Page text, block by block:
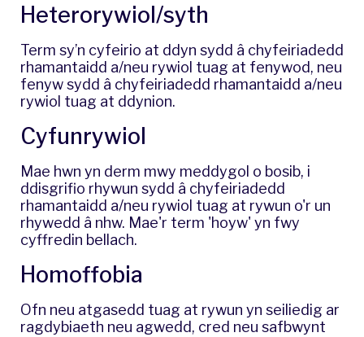
​Heterorywiol/syth
​Term sy’n cyfeirio at ddyn sydd â chyfeiriadedd
rhamantaidd a/neu rywiol tuag at fenywod, neu
fenyw sydd â chyfeiriadedd rhamantaidd a/neu
rywiol tuag at ddynion.
Cyfunrywiol
Mae hwn yn derm mwy meddygol o bosib, i
ddisgrifio rhywun sydd â chyfeiriadedd
rhamantaidd a/neu rywiol tuag at rywun o'r un
rhywedd â nhw. Mae'r term 'hoyw' yn fwy
cyffredin bellach.
Homoffobia
Ofn neu atgasedd tuag at rywun yn seiliedig ar
ragdybiaeth neu agwedd, cred neu safbwynt